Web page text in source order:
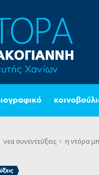
νεα συνεντεύξεις η ντόρα